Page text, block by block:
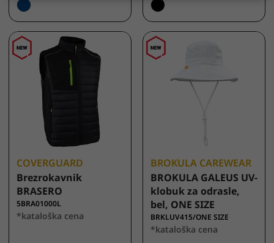
COVERGUARD
Brezrokavnik
BRASERO
5BRA01000L
*kataloška cena
BROKULA CAREWEAR
BROKULA GALEUS UV-
klobuk za odrasle,
bel, ONE SIZE
BRKLUV415/ONE SIZE
*kataloška cena